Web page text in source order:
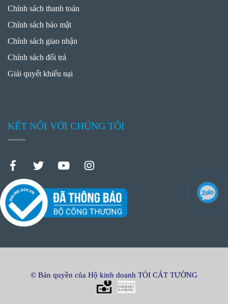
Chính sách thanh toán
Chính sách bảo mật
Chính sách giao nhận
Chính sách đổi trả
Giải quyết khiếu nại
KẾT NỐI VỚI CHÚNG TÔI
© Bản quyền của Hộ kinh doanh TỎI CÁT TƯỜNG